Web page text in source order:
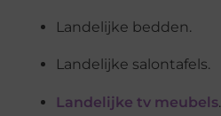
Landelijke bedden.
Landelijke salontafels.
Landelijke tv meubels.